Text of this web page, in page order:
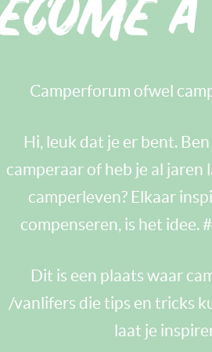
Camperforum ofwel
Hi, leuk dat je er bent.
camperaar of heb je al jaren
camperleven? Elkaar
compenseren, is het idee.
Dit is een plaats waar
/vanlifers die tips en tricks
laat je